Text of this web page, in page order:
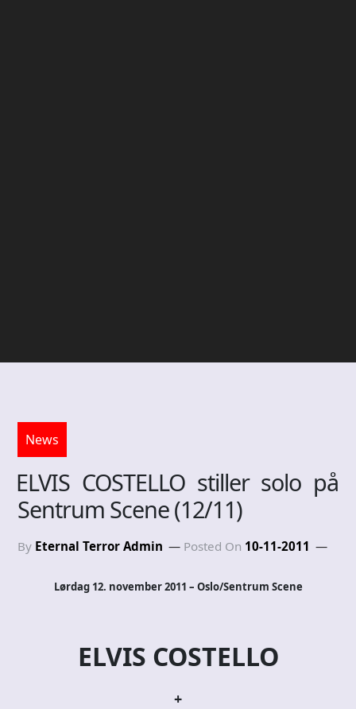
News
ELVIS COSTELLO stiller solo på
Sentrum Scene (12/11)
By Eternal Terror Admin Posted On 10-11-2011
Lørdag 12. november 2011 – Oslo/Sentrum Scene
ELVIS COSTELLO
+